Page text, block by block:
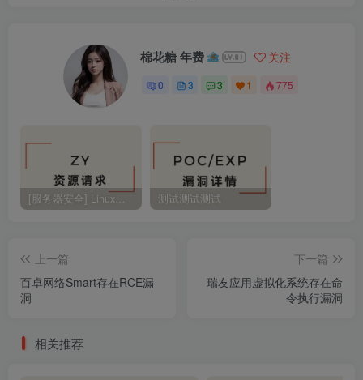
棉花糖 年费 关注
0 3 3 1 775
测试测试测试
上一篇
百卓网络Smart存在RCE漏
洞
下一篇
瑞友应用虚拟化系统存在命
令执行漏洞
相关推荐